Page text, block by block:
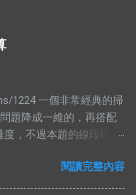
1224 一個非常經典的掃
題降成一維的，再搭配
度，不過本題的線段樹要
樣就會再詢問有幾個非
紀錄當前非空節點有幾
閱讀完整內容